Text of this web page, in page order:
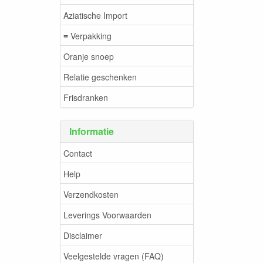
Aziatische Import
≡ Verpakking
Oranje snoep
Relatie geschenken
Frisdranken
Informatie
Contact
Help
Verzendkosten
Leverings Voorwaarden
Disclaimer
Veelgestelde vragen (FAQ)